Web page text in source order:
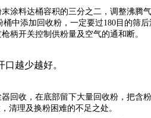
涂料达桶容积的三分之二，调整沸腾
中添加回收粉，一定要过180目的筛
柄开关控制供粉量及空气的通和断。
越少越好。
回收，在底部留下大量回收粉，把含
清理及换粉困难的不足之处。